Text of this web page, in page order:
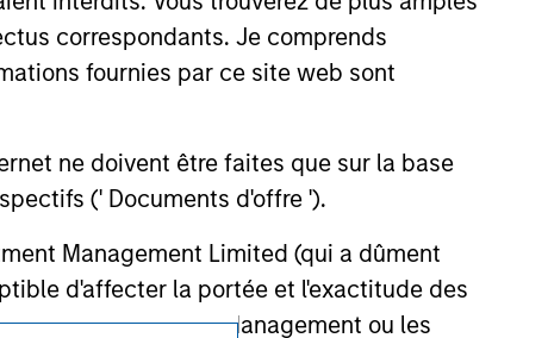
correspondants. Je comprends
fournies par ce site web sont
ne doivent être faites que sur la base
(' Documents d'offre ').
Management Limited (qui a dûment
d'affecter la portée et l'exactitude des
Investment Management ou les